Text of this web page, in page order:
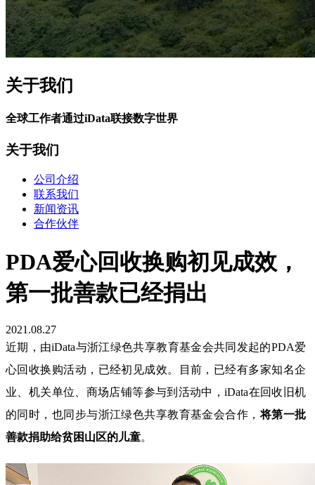
关于我们
全球工作者通过iData联接数字世界
关于我们
公司介绍
联系我们
新闻资讯
合作伙伴
PDA爱心回收换购初见成效，
第一批善款已经捐出
2021.08.27
近期，由iData与浙江绿色共享教育基金会共同发起的PDA爱
心回收换购活动，已经初见成效。目前，已经有多家知名企
业、机关单位、商场店铺等参与到活动中，iData在回收旧机
的同时，也同步与浙江绿色共享教育基金会合作，将第一批
善款捐助给贫困山区的儿童。